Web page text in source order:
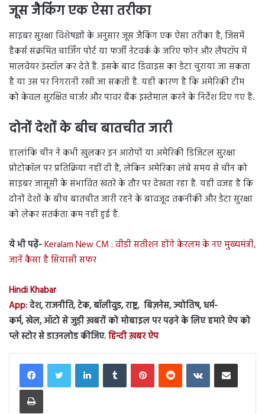
जूस जैकिंग एक ऐसा तरीका
साइबर सुरक्षा विशेषज्ञों के अनुसार जूस जैकिंग एक ऐसा तरीका है, जिसमें
हैकर्स संक्रमित चार्जिंग पोर्ट या फर्जी नेटवर्क के जरिए फोन और लैपटॉप में
मालवेयर इंस्टॉल कर देते हैं. इसके बाद डिवाइस का डेटा चुराया जा सकता
है या उस पर निगरानी रखी जा सकती है. यही कारण है कि अमेरिकी टीम
को केवल सुरक्षित चार्जर और पावर बैंक इस्तेमाल करने के निर्देश दिए गए हैं.
दोनों देशों के बीच बातचीत जारी
हालांकि चीन ने कभी खुलकर इन आरोपों या अमेरिकी डिजिटल सुरक्षा
प्रोटोकॉल पर प्रतिक्रिया नहीं दी है, लेकिन अमेरिका लंबे समय से चीन को
साइबर जासूसी के संभावित खतरे के तौर पर देखता रहा है. यही वजह है कि
दोनों देशों के बीच बातचीत जारी रहने के बावजूद तकनीकी और डेटा सुरक्षा
को लेकर सतर्कता कम नहीं हुई है.
ये भी पढ़ें-Keralam New CM : वीडी सतीशन होंगे केरलम के नए मुख्यमंत्री,
जानें कैसा है सियासी सफर
Hindi Khabar
App:देश, राजनीति, टेक, बॉलीवुड, राष्ट्र, बिज़नेस, ज्योतिष, धर्म-
कर्म, खेल, ऑटो से जुड़ी ख़बरों को मोबाइल पर पढ़ने के लिए हमारे ऐप को
प्ले स्टोर से डाउनलोड कीजिए.हिन्दी ख़बर ऐप
LinkedInTumblr PinterestReddit VKontakteShare via Email
Print